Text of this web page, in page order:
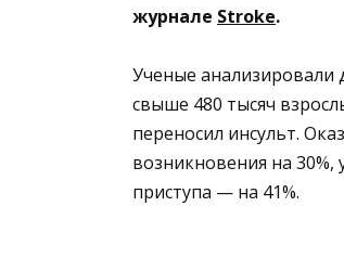
журнале Stroke.
Ученые анализировали
свыше 480 тысяч
переносил инсульт.
возникновения на 30%,
приступа — на 41%.